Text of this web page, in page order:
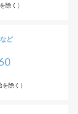
除く）
ど
除く）